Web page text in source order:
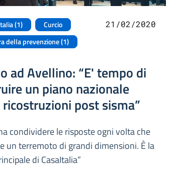
(1)
Curcio
della prevenzione (1)
21/02/2020
ad Avellino: “E' tempo di
un piano nazionale
post sisma”
condividere le risposte ogni volta che
un terremoto di grandi dimensioni. È la
di CasaItalia”